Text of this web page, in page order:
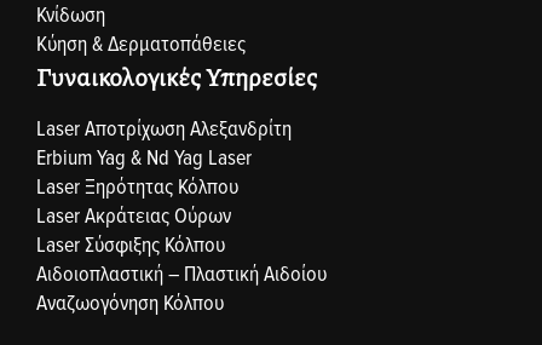
Κνίδωση
Κύηση & Δερματοπάθειες
Γυναικολογικές Υπηρεσίες
Laser Αποτρίχωση Αλεξανδρίτη
Erbium Yag & Nd Yag Laser
Laser Ξηρότητας Κόλπου
Laser Ακράτειας Ούρων
Laser Σύσφιξης Κόλπου
Αιδοιοπλαστική – Πλαστική Αιδοίου
Αναζωογόνηση Κόλπου